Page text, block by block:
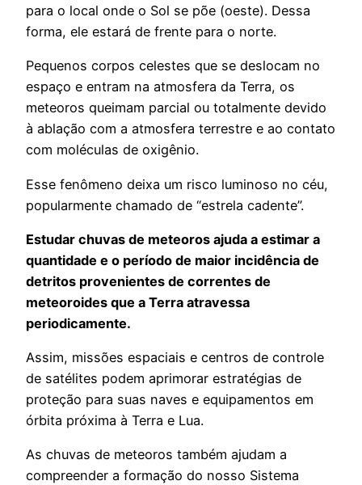
para o local onde o Sol se põe (oeste). Dessa
forma, ele estará de frente para o norte.
Pequenos corpos celestes que se deslocam no
espaço e entram na atmosfera da Terra, os
meteoros queimam parcial ou totalmente devido
à ablação com a atmosfera terrestre e ao contato
com moléculas de oxigênio.
Esse fenômeno deixa um risco luminoso no céu,
popularmente chamado de “estrela cadente”.
Estudar chuvas de meteoros ajuda a estimar a
quantidade e o período de maior incidência de
detritos provenientes de correntes de
meteoroides que a Terra atravessa
periodicamente.
Assim, missões espaciais e centros de controle
de satélites podem aprimorar estratégias de
proteção para suas naves e equipamentos em
órbita próxima à Terra e Lua.
As chuvas de meteoros também ajudam a
compreender a formação do nosso Sistema